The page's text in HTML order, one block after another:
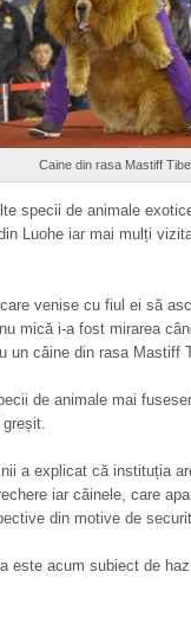
Caine din rasa Mastiff
specii de animale
Luohe iar mai mulți
venise cu fiul ei să
mică i-a fost mirarea
un câine din rasa Mastiff
de animale mai
a explicat că instituția
iar câinele, care
din motive de
este acum subiect de